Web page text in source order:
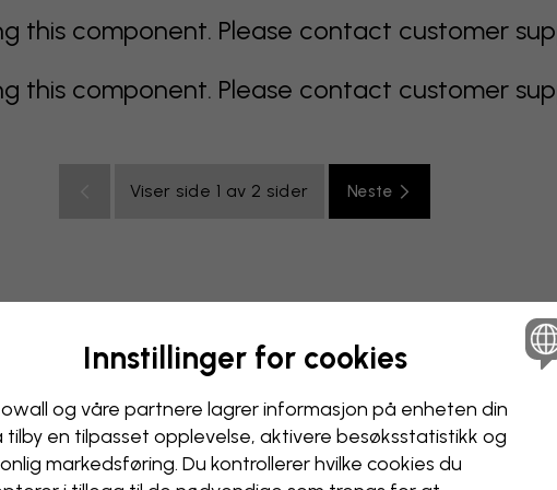
this component. Please contact customer
this component. Please contact customer
Viser side 1 av 2 sider Neste
oransje rosa lilla rød turkis hvit
Innstillinger for cookies
og våre partnere lagrer informasjon på enheten din
tilby en tilpasset opplevelse, aktivere besøks­statistikk og
markedsføring. Du kontrollerer hvilke cookies du